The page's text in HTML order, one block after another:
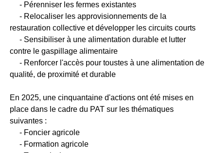
- Pérenniser les fermes existantes
- Relocaliser les approvisionnements de la
restauration collective et développer les circuits courts
- Sensibiliser à une alimentation durable et lutter
contre le gaspillage alimentaire
- Renforcer l'accès pour toustes à une alimentation de
qualité, de proximité et durable
En 2025, une cinquantaine d'actions ont été mises en
place dans le cadre du PAT sur les thématiques
suivantes :
- Foncier agricole
- Formation agricole